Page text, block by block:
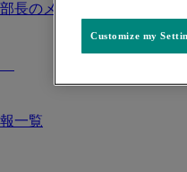
長のメッセージ
一覧
Customize my